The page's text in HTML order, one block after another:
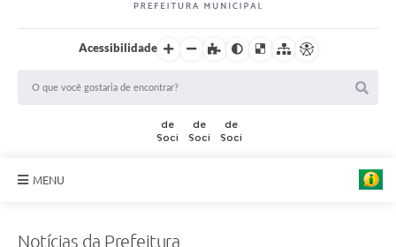
Acessibilidade
MENU
Notícias da Prefeitura